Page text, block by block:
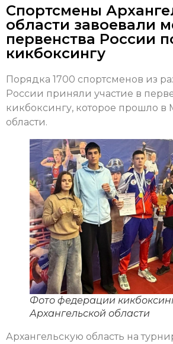
Спортсмены
области завоевали
первенства России
кикбоксингу
Порядка 1700 спортсменов из
России приняли участие в
кикбоксингу, которое прошло в
области.
Фото федерации
Архангельской области
Архангельскую область на